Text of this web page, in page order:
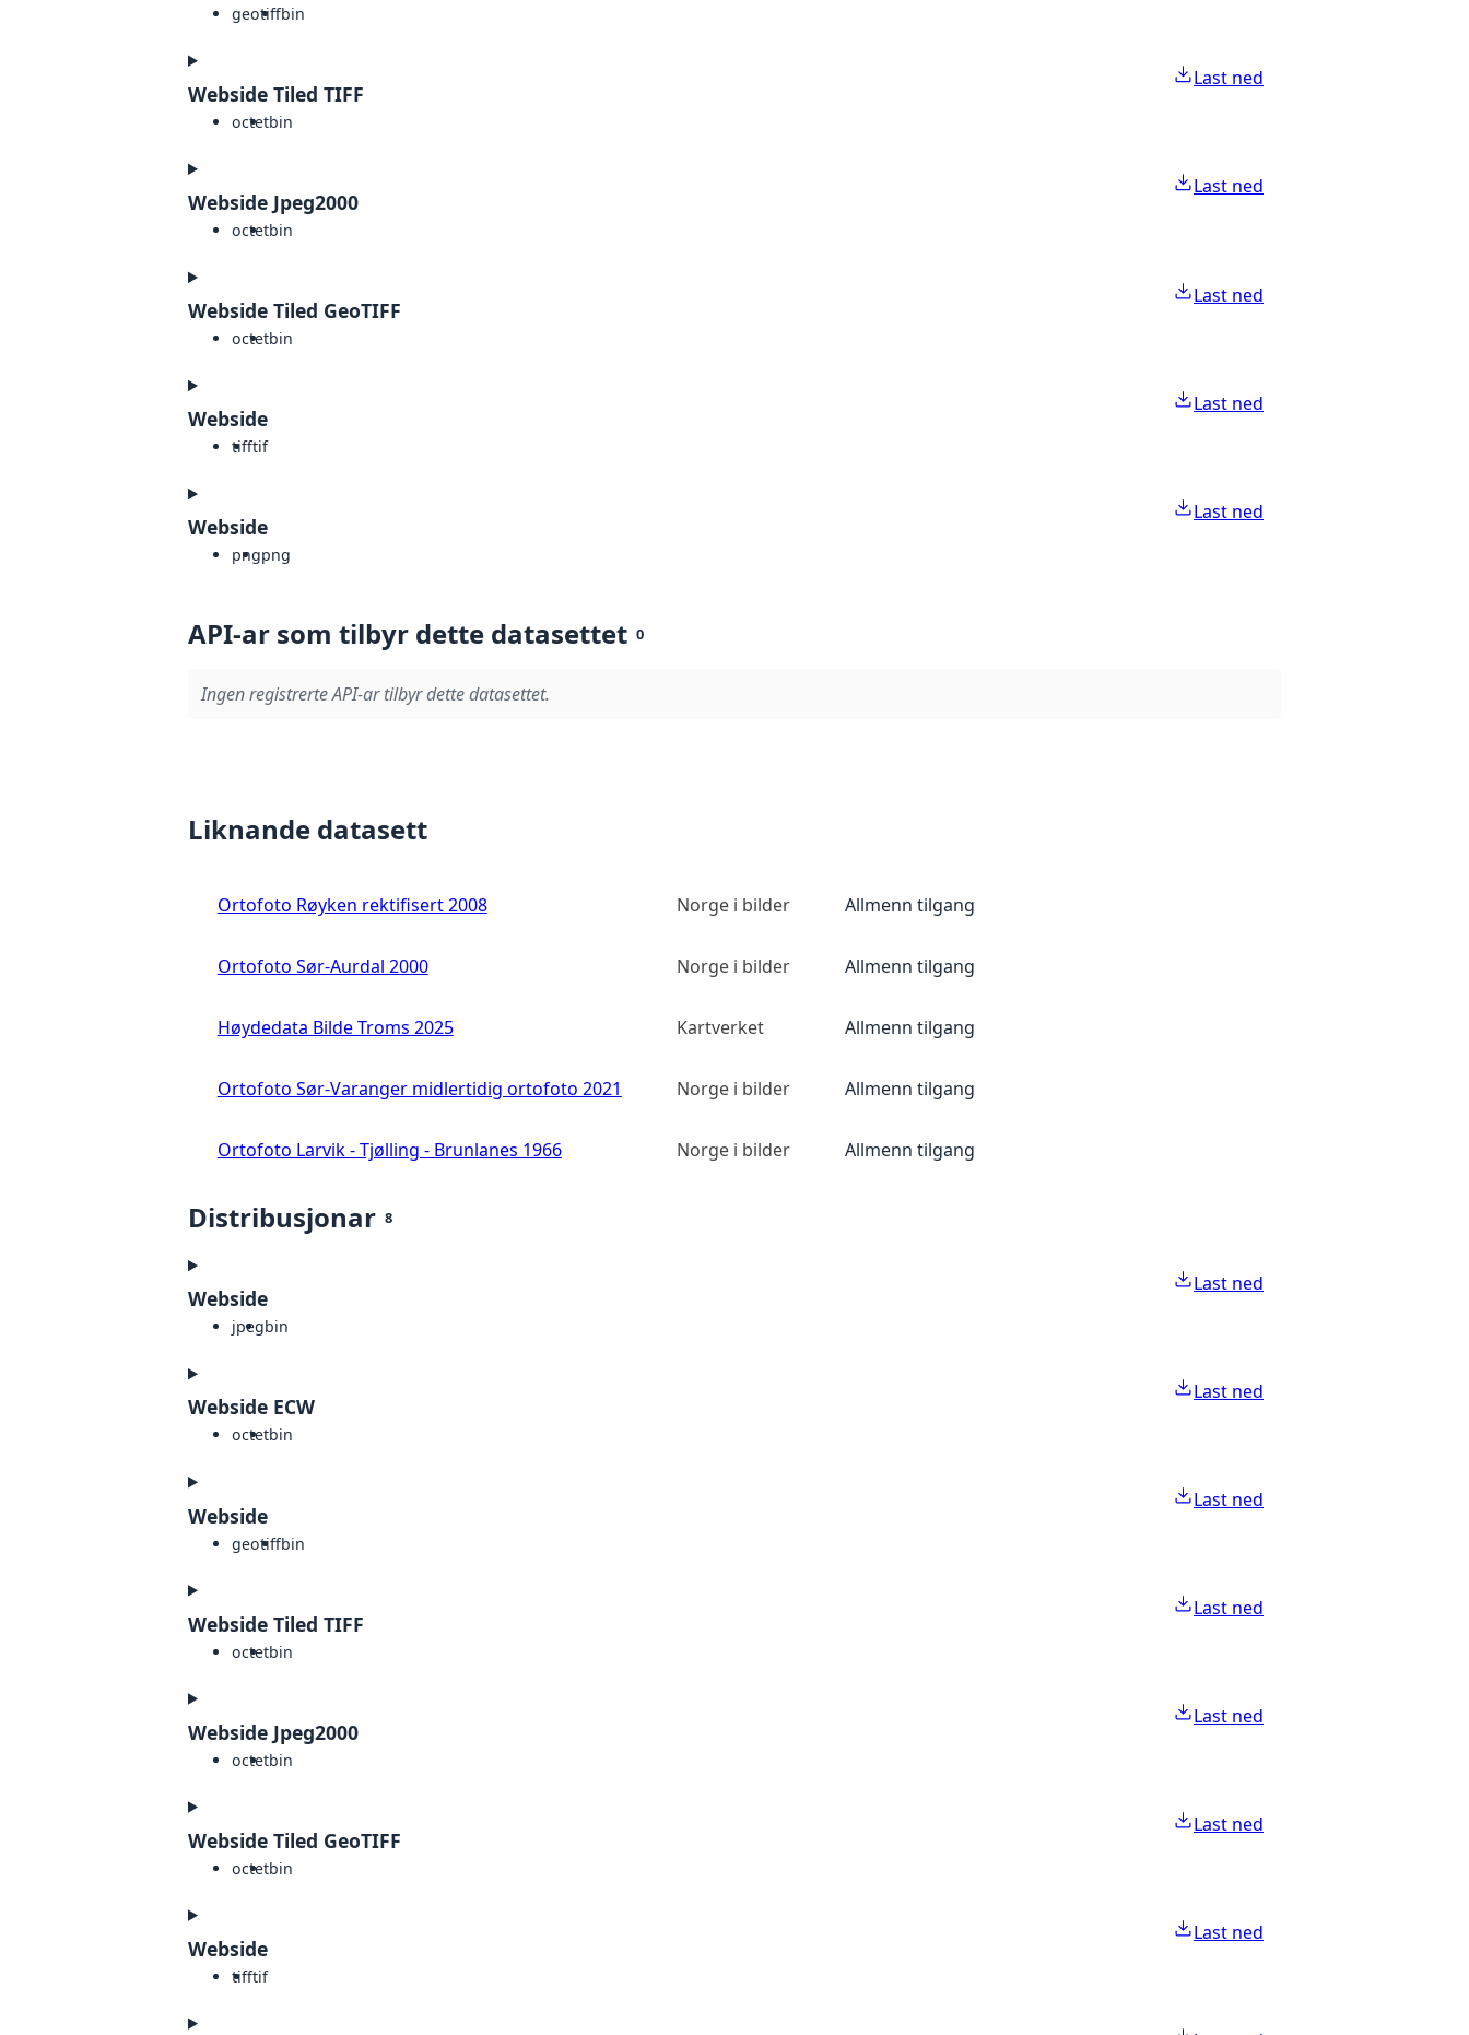
geotiffbin
Webside Tiled TIFF
octetbin
Last ned
Webside Jpeg2000
octetbin
Last ned
Webside Tiled GeoTIFF
octetbin
Last ned
Webside
tifftif
Last ned
Webside
pngpng
Last ned
API-ar som tilbyr dette datasettet 0
Ingen registrerte API-ar tilbyr dette datasettet.
Liknande datasett
Ortofoto Røyken rektifisert 2008 Norge i bilder Allmenn tilgang
Ortofoto Sør-Aurdal 2000 Norge i bilder Allmenn tilgang
Høydedata Bilde Troms 2025 Kartverket Allmenn tilgang
Ortofoto Sør-Varanger midlertidig ortofoto 2021 Norge i bilder Allmenn tilgang
Ortofoto Larvik - Tjølling - Brunlanes 1966 Norge i bilder Allmenn tilgang
Distribusjonar 8
Webside
jpegbin
Last ned
Webside ECW
octetbin
Last ned
Webside
geotiffbin
Last ned
Webside Tiled TIFF
octetbin
Last ned
Webside Jpeg2000
octetbin
Last ned
Webside Tiled GeoTIFF
octetbin
Last ned
Webside
tifftif
Last ned